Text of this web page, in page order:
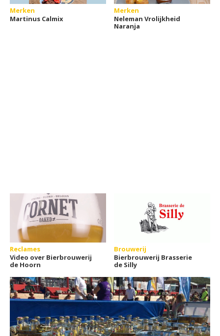
Merken
Martinus Calmix
Merken
Neleman Vrolijkheid
Naranja
Reclames
Video over Bierbrouwerij
de Hoorn
Brouwerij
Bierbrouwerij Brasserie
de Silly